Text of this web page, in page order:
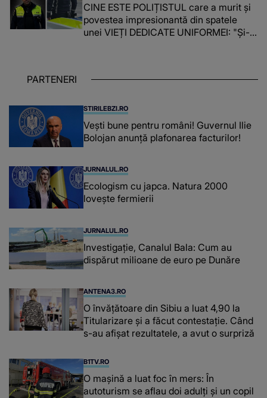
CINE ESTE POLIȚISTUL care a murit și
povestea impresionantă din spatele
unei VIEȚI DEDICATE UNIFORMEI: "Și-a
PARTENERI
STIRILEBZI.RO
Vești bune pentru români! Guvernul Ilie
Bolojan anunță plafonarea facturilor!
JURNALUL.RO
Ecologism cu japca. Natura 2000
lovește fermierii
JURNALUL.RO
Investigație, Canalul Bala: Cum au
dispărut milioane de euro pe Dunăre
ANTENA3.RO
O învățătoare din Sibiu a luat 4,90 la
Titularizare și a făcut contestație. Când
s-au afișat rezultatele, a avut o surpriză
B1TV.RO
O maşină a luat foc în mers: În
autoturism se aflau doi adulți și un copil